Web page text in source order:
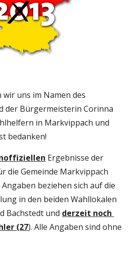
uns im Namen des
der Bürgermeisterin Corinna
in Markvippach und
bedanken!
Ergebnisse der
die Gemeinde Markvippach
beziehen sich auf die
in den beiden Wahllokalen
Bachstedt und derzeit noch
(27). Alle Angaben sind ohne